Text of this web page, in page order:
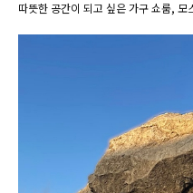
따뜻한 공간이 되고 싶은 가구 쇼룸, 모